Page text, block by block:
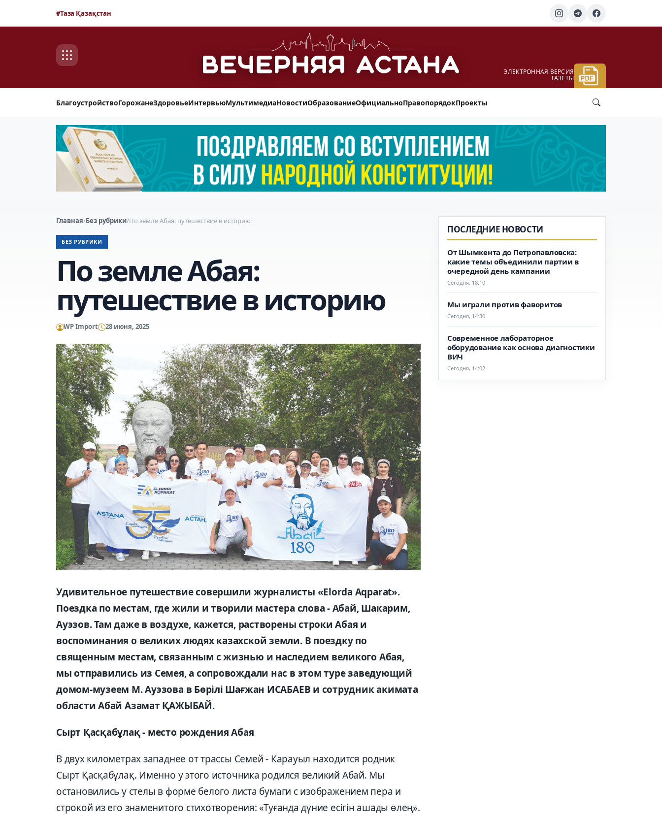
#Таза Қазақстан
ЭЛЕКТРОННАЯ ВЕРСИЯ
ГАЗЕТЫ
БлагоустройствоГорожанеЗдоровьеИнтервьюМультимедиаНовостиОбразованиеОфициальноПравопорядокПроекты
Главная/Без рубрики/По земле Абая: путешествие в историю
БЕЗ РУБРИКИ
По земле Абая:
путешествие в историю
WP Import 28 июня, 2025
Удивительное путешествие совершили журналисты «Elorda Aqparat».
Поездка по местам, где жили и творили мастера слова - Абай, Шакарим,
Ауэзов. Там даже в воздухе, кажется, растворены строки Абая и
воспоминания о великих людях казахской земли. В поездку по
священным местам, связанным с жизнью и наследием великого Абая,
мы отправились из Семея, а сопровождали нас в этом туре заведующий
домом-музеем М. Ауэзова в Бөрілі Шағжан ИСАБАЕВ и сотрудник акимата
области Абай Азамат ҚАЖЫБАЙ.
Сырт Қасқабұлақ - место рождения Абая
В двух километрах западнее от трассы Семей - Карауыл находится родник
Сырт Қасқабұлақ. Именно у этого источника родился великий Абай. Мы
остановились у стелы в форме белого листа бумаги с изображением пера и
строкой из его знаменитого стихотворения: «Туғанда дүние есігін ашады өлең».
ПОСЛЕДНИЕ НОВОСТИ
От Шымкента до Петропавловска:
какие темы объединили партии в
очередной день кампании
Сегодня, 18:10
Мы играли против фаворитов
Сегодня, 14:30
Современное лабораторное
оборудование как основа диагностики
ВИЧ
Сегодня, 14:02